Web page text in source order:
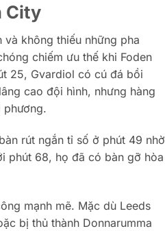
City
không thiếu những pha
chiếm ưu thế khi Foden
25, Gvardiol có cú đá bồi
cao đội hình, nhưng hàng
phương.
rút ngắn tỉ số ở phút 49 nhờ
phút 68, họ đã có bàn gỡ hòa
mạnh mẽ. Mặc dù Leeds
bị thủ thành Donnarumma